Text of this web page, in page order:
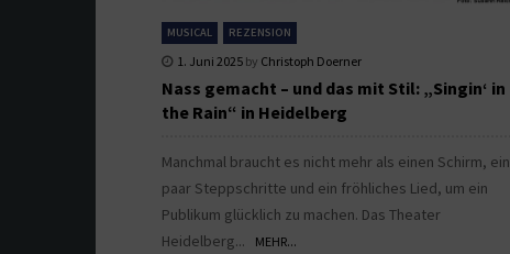
MUSICAL REZENSION
1. Juni 2025 by Christoph Doerner
Nass gemacht – und das mit Stil: „Singin‘ in
the Rain“ in Heidelberg
Manchmal braucht es nicht mehr als einen Schirm, ein
paar Steppschritte und ein fröhliches Lied, um ein
Publikum glücklich zu machen. Das Theater
Heidelberg...
MEHR...